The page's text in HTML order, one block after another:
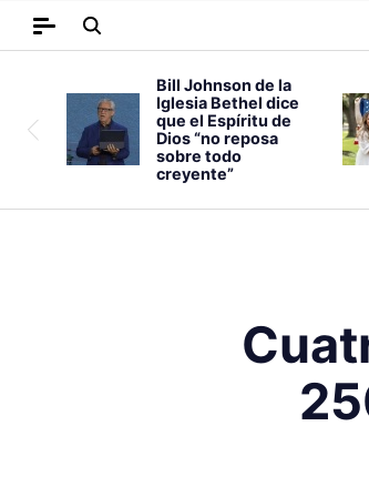
Bill Johnson de la
Iglesia Bethel dice
que el Espíritu de
Dios “no reposa
sobre todo
creyente”